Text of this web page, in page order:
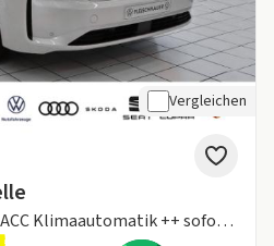
Vergleichen
T7 2.0TDI AHK Navi LED ACC Klimaautomatik ++ sofort Verfügbar ++